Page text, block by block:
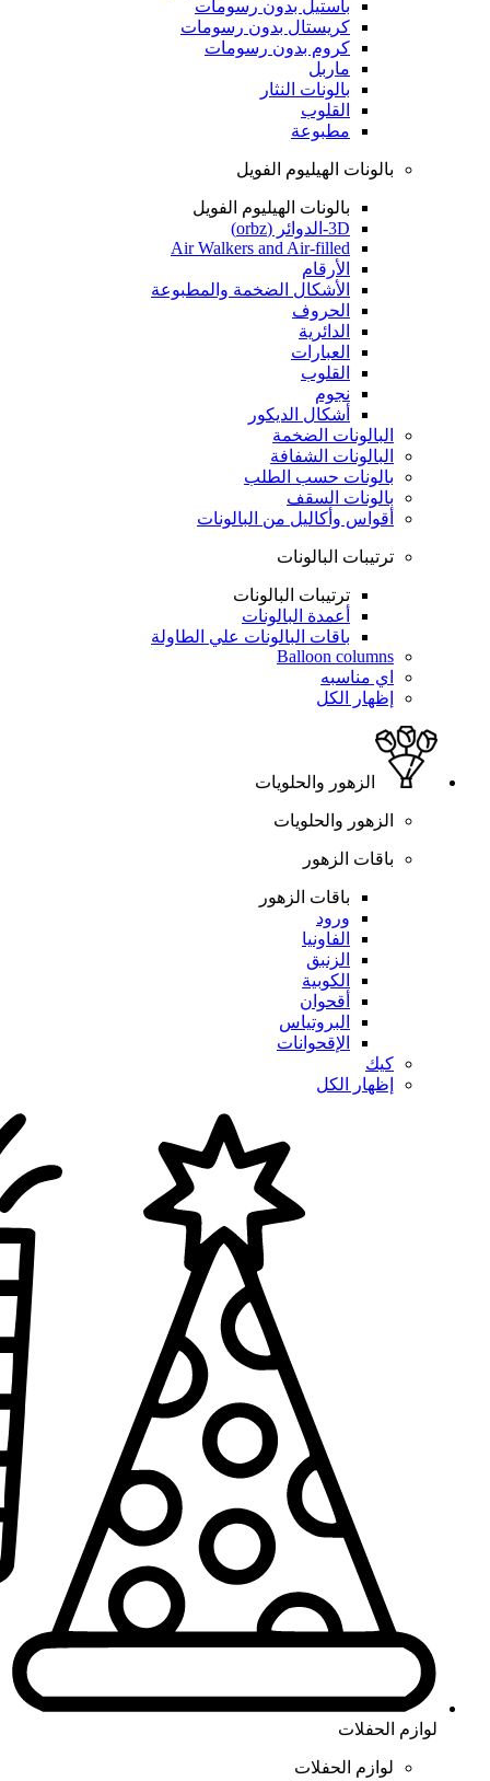
باستيل بدون رسومات
كريستال بدون رسومات
كروم بدون رسومات
ماربل
بالونات النثار
القلوب
مطبوعة
بالونات الهيليوم الفويل
بالونات الهيليوم الفويل
3D-الدوائر (orbz)
Air Walkers and Air-filled
الأرقام
الأشكال الضخمة والمطبوعة
الحروف
الدائرية
العبارات
القلوب
نجوم
أشكال الديكور
البالونات الضخمة
البالونات الشفافة
بالونات حسب الطلب
بالونات السقف
أقواس وأكاليل من البالونات
ترتيبات البالونات
ترتيبات البالونات
أعمدة البالونات
باقات البالونات علي الطاولة
Balloon columns
اي مناسبه
إظهار الكل
الزهور والحلويات
الزهور والحلويات
باقات الزهور
باقات الزهور
ورود
الفاونيا
الزنبق
الكوبية
أقحوان
البروتياس
الإقحوانات
كيك
إظهار الكل
لوازم الحفلات
لوازم الحفلات